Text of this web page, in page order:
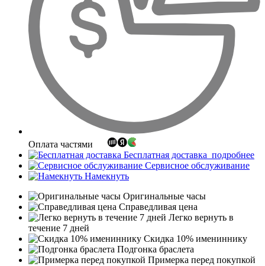
Оплата частями
Бесплатная доставка подробнее
Сервисное обслуживание
Намекнуть
Оригинальные часы
Справедливая цена
Легко вернуть в
течение 7 дней
Скидка 10% имениннику
Подгонка браслета
Примерка перед покупкой